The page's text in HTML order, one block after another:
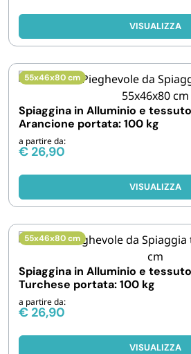
VISUALIZZA
55x46x80 cm
Spiaggina in Alluminio e
Arancione portata: 100 kg
a partire da:
€ 26,90
VISUALIZZA
55x46x80 cm
Spiaggina in Alluminio e
Turchese portata: 100 kg
a partire da:
€ 26,90
VISUALIZZA